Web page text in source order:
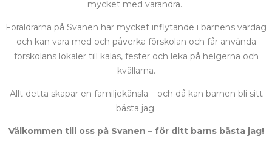
mycket med varandra.
Föräldrarna på Svanen har mycket inflytande i barnens vardag
och kan vara med och påverka förskolan och får använda
förskolans lokaler till kalas, fester och leka på helgerna och
kvällarna.
Allt detta skapar en familjekänsla – och då kan barnen bli sitt
bästa jag.
Välkommen till oss på Svanen – för ditt barns bästa jag!